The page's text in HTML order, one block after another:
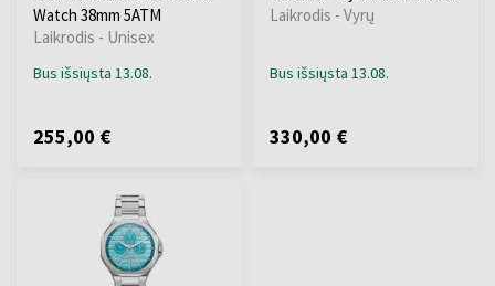
Watch 38mm 5ATM
Laikrodis - Unisex
Bus išsiųsta 13.08.
255,00 €
Laikrodis - Vyrų
Bus išsiųsta 13.08.
330,00 €